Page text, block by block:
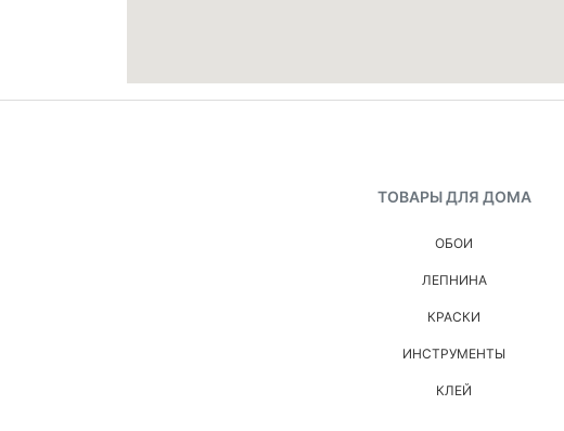
ТОВАРЫ ДЛЯ ДОМА
ОБОИ
ЛЕПНИНА
КРАСКИ
ИНСТРУМЕНТЫ
КЛЕЙ